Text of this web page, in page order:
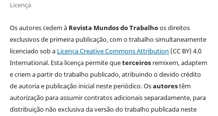
Licença
Os autores cedem à Revista Mundos do Trabalhoos direitos
exclusivos de primeira publicação, com o trabalho simultaneamente
licenciado sob a Licença Creative Commons Attribution (CC BY) 4.0
International. Esta licença permite queterceirosremixem, adaptem
e criem a partir do trabalho publicado, atribuindo o devido crédito
de autoria e publicação inicial neste periódico. Osautorestêm
autorização para assumir contratos adicionais separadamente, para
distribuição não exclusiva da versão do trabalho publicada neste